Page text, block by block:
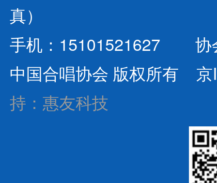
真）
手机：15101521627 协
中国合唱协会 版权所有
持：惠友科技